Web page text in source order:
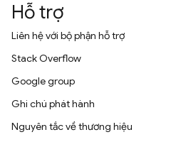
Hỗ trợ
Liên hệ với bộ phận hỗ trợ
Stack Overflow
Google group
Ghi chú phát hành
Nguyên tắc về thương hiệu